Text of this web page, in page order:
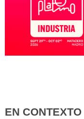
EN CONTEXTO